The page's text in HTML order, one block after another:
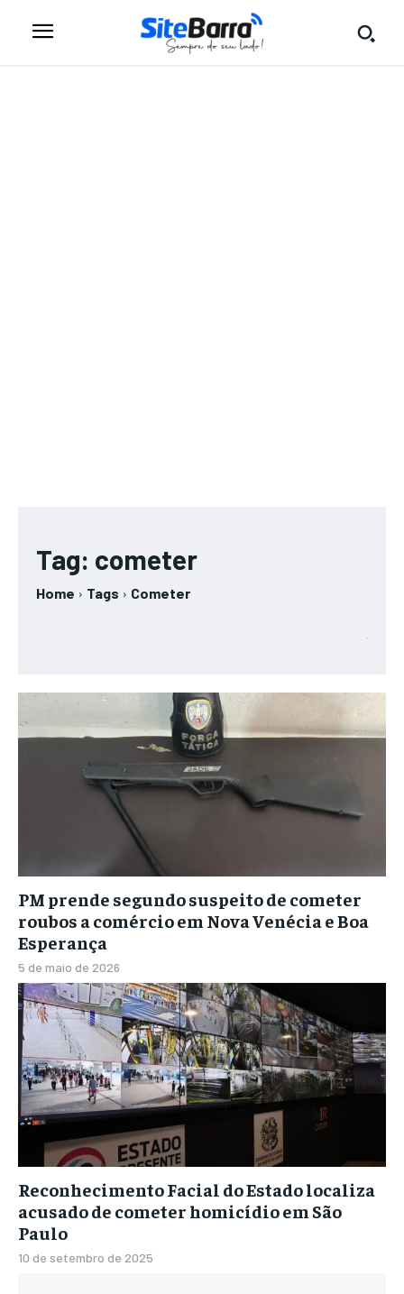
Tag: cometer
Home Tags Cometer
PM prende segundo suspeito de cometer
roubos a comércio em Nova Venécia e Boa
Esperança
5 de maio de 2026
Reconhecimento Facial do Estado localiza
acusado de cometer homicídio em São
Paulo
10 de setembro de 2025